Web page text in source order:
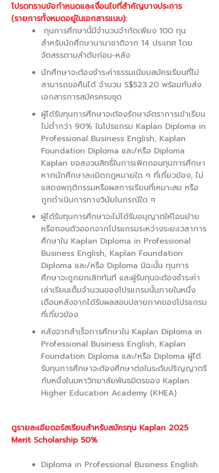
โปรดทราบข้อกำหนดและเงื่อนไขที่สำคัญบางประการ
(รายการทั้งหมดอยู่ในเอกสารแนบ):
ทุนการศึกษานี้มีจำนวนจำกัดเพียง 100 ทุน
สำหรับนักศึกษานานาชาติจาก 14 ประเทศ โดย
จัดสรรตามลำดับก่อน-หลัง
นักศึกษาจะต้องชำระค่าธรรมเนียมสมัครเรียนที่ไม่
สามารถขอคืนได้ จำนวน S$523.20 พร้อมกับส่ง
เอกสารการสมัครครบชุด
ผู้ได้รับทุนการศึกษาจะต้องรักษาอัตราการเข้าเรียน
ไม่ต่ำกว่า 90% ในโปรแกรม Kaplan Diploma in
Professional Business English, Kaplan
Foundation Diploma และ/หรือ Diploma
Kaplan ขอสงวนสิทธิ์ในการเพิกถอนทุนการศึกษา
หากนักศึกษาละเมิดกฎหมายใด ๆ ที่เกี่ยวข้อง, ไม่
แสดงพฤติกรรมหรือผลการเรียนที่เหมาะสม หรือ
ถูกดำเนินการทางวินัยในกรณีใด ๆ
ผู้ได้รับทุนการศึกษาจะไม่ได้รับอนุญาตให้โอนย้าย
หรือถอนตัวออกจากโปรแกรมระหว่างระยะเวลาการ
ศึกษาใน Kaplan Diploma in Professional
Business English, Kaplan Foundation
Diploma และ/หรือ Diploma มิฉะนั้น ทุนการ
ศึกษาจะถูกยกเลิกทันที และผู้รับทุนจะต้องชำระค่า
เล่าเรียนเต็มจำนวนของโปรแกรมนั้นภายในหนึ่ง
เดือนหลังจากได้รับผลสอบปลายภาคของโปรแกรม
ที่เกี่ยวข้อง
หลังจากสำเร็จการศึกษาใน Kaplan Diploma in
Professional Business English, Kaplan
Foundation Diploma และ/หรือ Diploma ผู้ได้
รับทุนการศึกษาจะต้องศึกษาต่อในระดับปริญญาตรี
กับหนึ่งในมหาวิทยาลัยพันธมิตรของ Kaplan
Higher Education Academy (KHEA)
ดูรายละเอียดอร์สเรียนสำหรับสมัครทุน Kaplan 2025
Merit Scholarship 50%
Diploma in Professional Business English